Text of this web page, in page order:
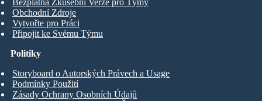
Bezplatná Zkušební Verze pro Týmy
Obchodní Zdroje
Vytvořte pro Práci
Připojit ke Svému Týmu
Politiky
Storyboard o Autorských Právech a Usage
Podmínky Použití
Zásady Ochrany Osobních Údajů